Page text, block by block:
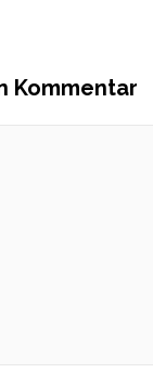
Kommentar